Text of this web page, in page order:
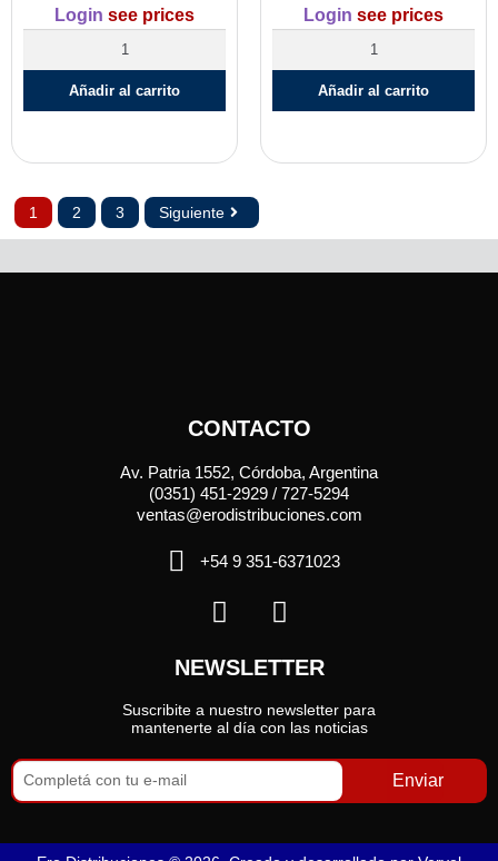
Login see prices
Añadir al carrito
Login see prices
Añadir al carrito
1 2 3 Siguiente
CONTACTO
Av. Patria 1552, Córdoba, Argentina
(0351) 451-2929 / 727-5294
ventas@erodistribuciones.com
+54 9 351-6371023
NEWSLETTER
Suscribite a nuestro newsletter para
mantenerte al día con las noticias
Enviar